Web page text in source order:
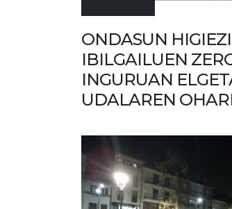
ONDASUN
IBILGAILUEN
INGURUAN
UDALAREN